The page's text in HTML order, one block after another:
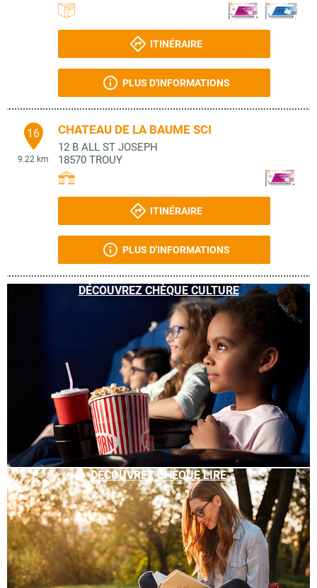
ITINÉRAIRE
PLUS D'INFORMATIONS
16
9.22 km
CHATEAU DE LA BAUME SCI
12 B ALL ST JOSEPH
18570 TROUY
ITINÉRAIRE
PLUS D'INFORMATIONS
DÉCOUVREZ CHÈQUE CULTURE
DÉCOUVREZ CHÈQUE LIRE